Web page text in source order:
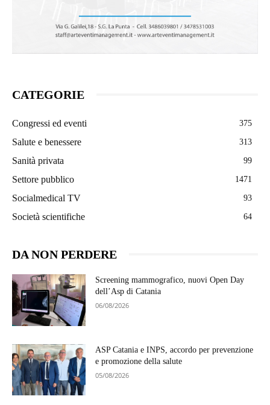
CATEGORIE
Congressi ed eventi 375
Salute e benessere 313
Sanità privata 99
Settore pubblico 1471
Socialmedical TV 93
Società scientifiche 64
DA NON PERDERE
Screening mammografico, nuovi Open Day
dell’Asp di Catania
06/08/2026
ASP Catania e INPS, accordo per prevenzione
e promozione della salute
05/08/2026